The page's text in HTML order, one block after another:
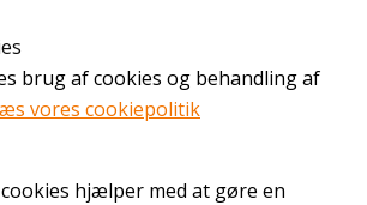
brug af cookies og behandling af
vores cookiepolitik
hjælper med at gøre en